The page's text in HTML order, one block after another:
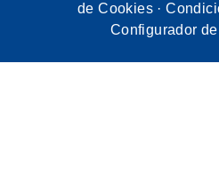
de Cookies ·
Configurador